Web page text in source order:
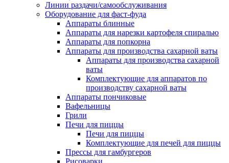
Линии раздачи/самообслуживания
Оборудование для фаст-фуда
Аппараты блинные
Аппараты для нарезки картофеля спиралью
Аппараты для попкорна
Аппараты для производства сахарной ваты
Аппараты для производства сахарной
ваты
Комплектующие для аппаратов по
производству сахарной ваты
Аппараты пончиковые
Вафельницы
Грили
Печи для пиццы
Печи для пиццы
Комплектующие для печей для пиццы
Прессы для гамбургеров
Рисоварки